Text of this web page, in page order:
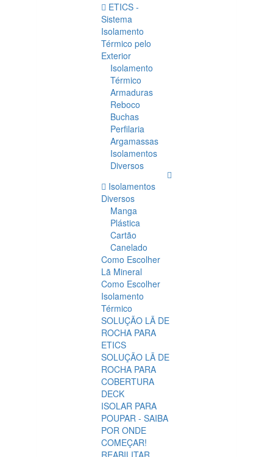
ETICS -
Sistema
Isolamento
Térmico pelo
Exterior
Isolamento
Térmico
Armaduras
Reboco
Buchas
Perfilaria
Argamassas
Isolamentos
Diversos
Isolamentos
Diversos
Manga
Plástica
Cartão
Canelado
Como Escolher
Lã Mineral
Como Escolher
Isolamento
Térmico
SOLUÇÃO LÃ DE
ROCHA PARA
ETICS
SOLUÇÃO LÃ DE
ROCHA PARA
COBERTURA
DECK
ISOLAR PARA
POUPAR - SAIBA
POR ONDE
COMEÇAR!
REABILITAR